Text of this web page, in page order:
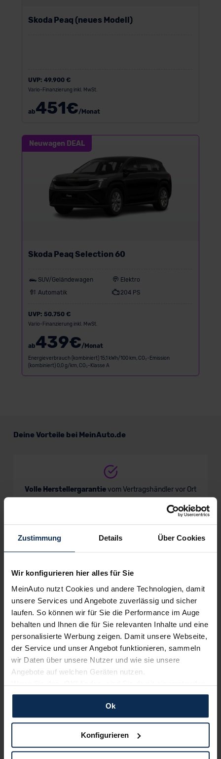
Zustimmung Details Über Cookies
Wir konfigurieren hier alles für Sie
MeinAuto nutzt Cookies und andere Technologien, damit
unsere Services und Angebote zuverlässig und sicher
laufen. So können wir für Sie die Performance im Auge
behalten und Ihnen die für Sie relevanten Inhalte und eine
personalisierte Werbung zeigen. Damit unsere Webseite,
der Service und unser Angebot funktionieren, sammeln
wir Daten über unsere Nutzer und wie sie unsere
Angebote auf welchen Geräten nutzen.
Wenn Sie das „OK“ finden, sind Sie damit einverstanden
und erlauben uns Cookies für unseren Service zu
verwenden und diese Daten an Dritte weiterzugeben,
etwa an unsere Marketingpartner. Falls Sie dem nicht
zustimmen möchten, beschränken wir uns auf die
dann nicht auf Sie zuschneiden und Sie somit nicht
Ok
Konfigurieren
Skoda Peaq (neues Modell)
UVP: 49.900 €
Vario-Finanzierung inkl. MwSt.
ab451€/Monat
Neuwagen DEAL
Skoda Peaq Selection 60
SUV/Geländewagen
Elektro
Automatik
204 PS
UVP: 50.750 €
Vario-Finanzierung inkl. MwSt.
ab439€/Monat
Energieverbrauch (kombiniert) 15,1 kWh/100 km, CO₂-Emission
(kombiniert) 0,0 g/km, CO₂-Klasse A
Deine Vorteile bei MeinAuto.de
Volle Herstellergarantievom Vertragshändler vor Ort
Nur deutsche Neuwagen,
Alle Zahlungsarten:Barkauf, Finanzierung, Leasing
Unser Service ist für dich 100%
kostenfrei
Kundenzufriedenheit!
MeinAuto.de hat langjährige Erfahrungen auf dem